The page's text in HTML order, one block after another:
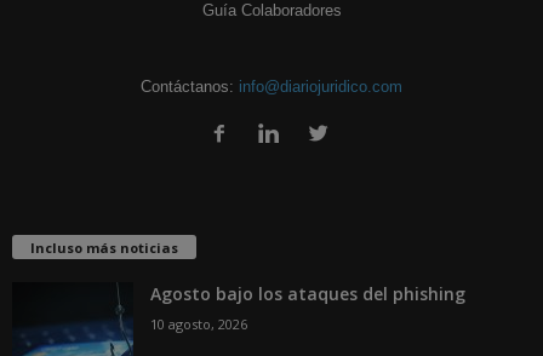
Guía Colaboradores
Contáctanos: info@diariojuridico.com
Incluso más noticias
Agosto bajo los ataques del phishing
10 agosto, 2026